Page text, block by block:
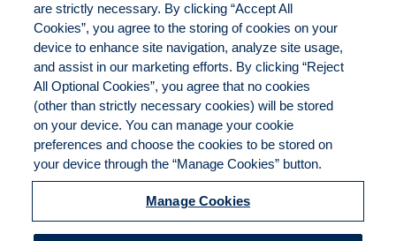
Comments are closed
DisclaimerLegal Notices Your Privacy Rights
Do Not Sell/Share/Limit DisclosureManage CookiesCookies Policy
Commitment to EEO
are strictly necessary. By clicking “Accept All
Cookies”, you agree to the storing of cookies on your
device to enhance site navigation, analyze site usage,
and assist in our marketing efforts. By clicking “Reject
All Optional Cookies”, you agree that no cookies
(other than strictly necessary cookies) will be stored
on your device. You can manage your cookie
preferences and choose the cookies to be stored on
your device through the “Manage Cookies” button.
Manage Cookies